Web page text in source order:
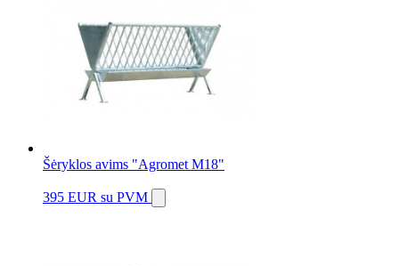
Šėryklos avims "Agromet M18"
395 EUR su PVM